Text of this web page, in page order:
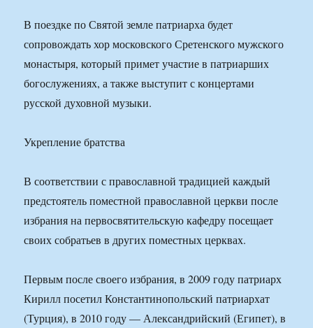
В поездке по Святой земле патриарха будет
сопровождать хор московского Сретенского мужского
монастыря, который примет участие в патриарших
богослужениях, а также выступит с концертами
русской духовной музыки.
Укрепление братства
В соответствии с православной традицией каждый
предстоятель поместной православной церкви после
избрания на первосвятительскую кафедру посещает
своих собратьев в других поместных церквах.
Первым после своего избрания, в 2009 году патриарх
Кирилл посетил Константинопольский патриархат
(Турция), в 2010 году — Александрийский (Египет), в